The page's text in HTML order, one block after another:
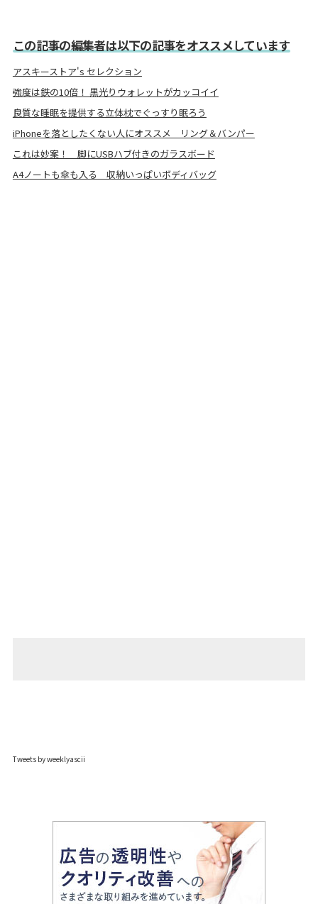
この記事の編集者は以下の記事をオススメしています
アスキーストア's セレクション
強度は鉄の10倍！ 黒光りウォレットがカッコイイ
良質な睡眠を提供する立体枕でぐっすり眠ろう
iPhoneを落としたくない人にオススメ リング＆バンパー
これは妙案！ 脚にUSBハブ付きのガラスボード
A4ノートも傘も入る 収納いっぱいボディバッグ
Tweets by weeklyascii